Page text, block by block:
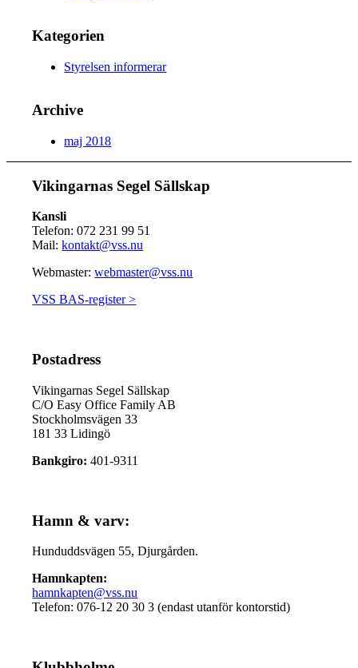
Kategorien
Styrelsen informerar
Archive
maj 2018
Vikingarnas Segel Sällskap
Kansli
Telefon: 072 231 99 51
Mail:kontakt@vss.nu
Webmaster:webmaster@vss.nu
VSS BAS-register >
Postadress
Vikingarnas Segel Sällskap
C/O Easy Office Family AB
Stockholmsvägen 33
181 33 Lidingö
Bankgiro:401-9311
Hamn & varv:
Hunduddsvägen 55, Djurgården.
Hamnkapten:
hamnkapten@vss.nu
Telefon: 076-12 20 30 3 (endast utanför kontorstid)